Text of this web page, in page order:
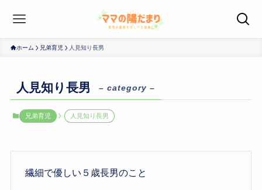
ホーム 兄弟育児 人見知り長男
人見知り長男 – category –
兄弟育児 人見知り長男
繊細で優しい５歳長男のこと